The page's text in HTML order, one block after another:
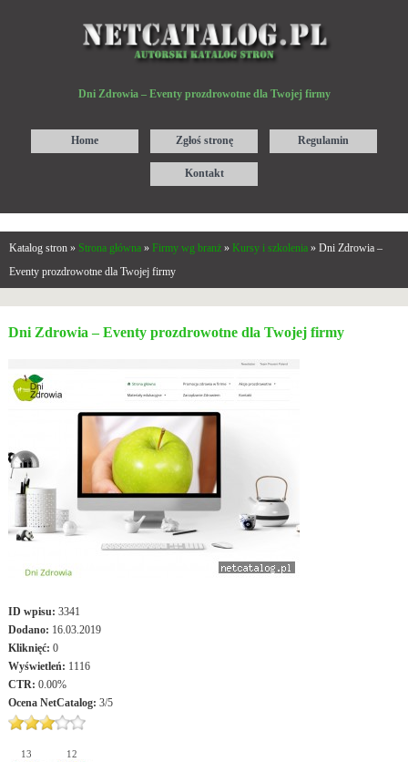
Dni Zdrowia – Eventy prozdrowotne dla Twojej firmy
Home Zgłoś stronę Regulamin
Kontakt
Katalog stron » Strona główna » Firmy wg branż » Kursy i szkolenia » Dni Zdrowia –
Eventy prozdrowotne dla Twojej firmy
Dni Zdrowia – Eventy prozdrowotne dla Twojej firmy
ID wpisu: 3341
Dodano: 16.03.2019
Kliknięć: 0
Wyświetleń: 1116
CTR: 0.00%
Ocena NetCatalog: 3/5
13 12